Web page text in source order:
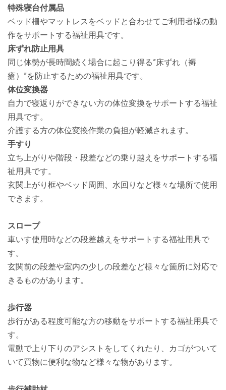
特殊寝台付属品
ベッド柵やマットレスをベッドと合わせてご利用者様の動
作をサポートする福祉用具です。
床ずれ防止用具
同じ体勢が長時間続く場合に起こり得る”床ずれ（褥
瘡）”を防止するための福祉用具です。
体位変換器
自力で寝返りができない方の体位変換をサポートする福祉
用具です。
介護する方の体位変換作業の負担が軽減されます。
手すり
立ち上がりや階段・段差などの乗り越えをサポートする福
祉用具です。
玄関上がり框やベッド周囲、水回りなど様々な場所で使用
できます。
スロープ
車いす使用時などの段差越えをサポートする福祉用具で
す。
玄関前の段差や室内の少しの段差など様々な箇所に対応で
きるものがあります。
歩行器
歩行がある程度可能な方の移動をサポートする福祉用具で
す。
電動で上り下りのアシストをしてくれたり、カゴがついて
いて買物に便利な物など様々な物があります。